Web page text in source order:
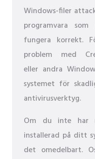
Windows-filer
programvara
fungera korrekt.
problem med
eller andra
systemet för
antivirusverktyg.
Om du inte har
installerad på ditt
det omedelbart.